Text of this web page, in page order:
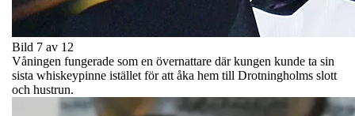
Bild 7 av 12
Våningen fungerade som en övernattare där kungen kunde ta sin
sista whiskeypinne istället för att åka hem till Drotningholms slott
och hustrun.